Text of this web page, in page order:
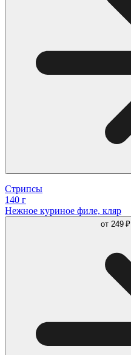
Стрипсы
140 г
Нежное куриное филе, кляр
от 249 ₽